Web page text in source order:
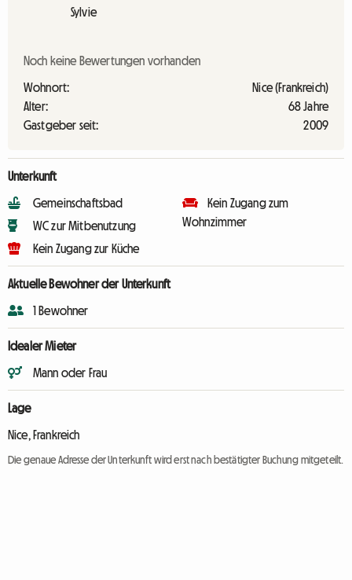
Sylvie
Noch keine Bewertungen vorhanden
Wohnort:
Nice (Frankreich)
Alter:
68 Jahre
Gastgeber seit:
2009
Unterkunft
Gemeinschaftsbad
WC zur Mitbenutzung
Kein Zugang zur Küche
Kein Zugang zum
Wohnzimmer
Aktuelle Bewohner der Unterkunft
1 Bewohner
Idealer Mieter
Mann oder Frau
Lage
Nice, Frankreich
Die genaue Adresse der Unterkunft wird erst nach bestätigter Buchung mitgeteilt.